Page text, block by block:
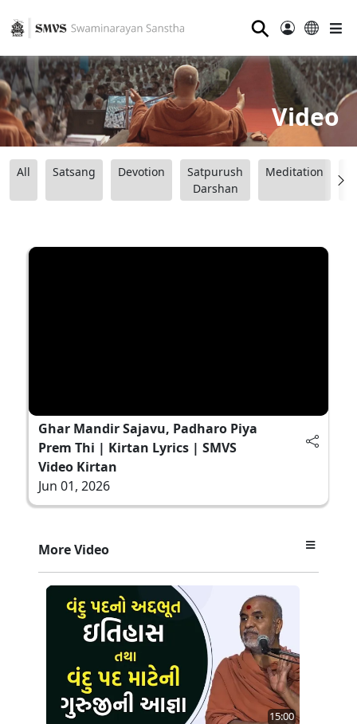
⚲
Video
All Satsang Devotion
Satpurush
Darshan
Meditation
Ghar Mandir Sajavu, Padharo Piya
Prem Thi | Kirtan Lyrics | SMVS
Video Kirtan
Jun 01, 2026
More Video
15:00